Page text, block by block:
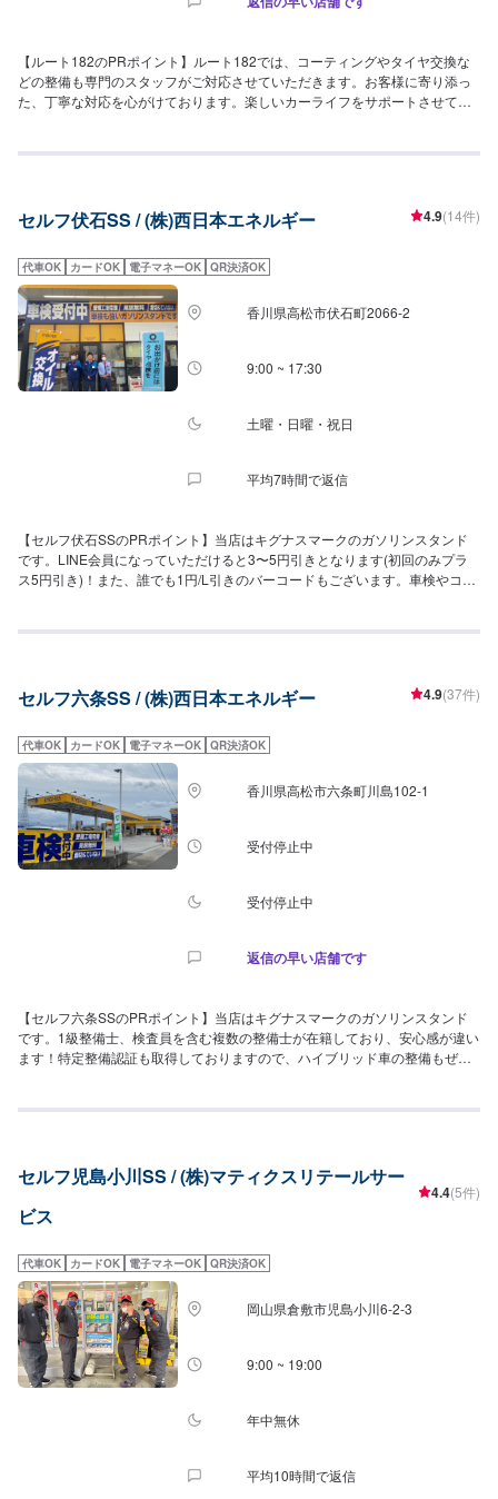
【ルート182のPRポイント】ルート182では、コーティングやタイヤ交換な
どの整備も専門のスタッフがご対応させていただきます。お客様に寄り添っ
た、丁寧な対応を心がけております。楽しいカーライフをサポートさせてく
ーパーコーティングEX：1名一級：1名【アクセス】福山東IC方面から国道
ーマート神辺町川南店(約50m)・いわた耳鼻咽喉科クリニック(約100m)・丸
セルフ伏石SS / (株)西日本エネルギー 4.9(14件)
代車OK カードOK 電子マネーOK QR決済OK
香川県高松市伏石町2066-2
9:00 ~ 17:30
土曜・日曜・祝日
平均7時間で返信
【セルフ伏石SSのPRポイント】当店はキグナスマークのガソリンスタンド
です。LINE会員になっていただけると3〜5円引きとなります(初回のみプラ
ス5円引き)！また、誰でも1円/L引きのバーコードもございます。車検やコー
間]全日：6：00〜23：00【サービスルームの詳細】✅椅子✅トイレ✅ゴミ箱✅
セルフ六条SS / (株)西日本エネルギー 4.9(37件)
代車OK カードOK 電子マネーOK QR決済OK
香川県高松市六条町川島102-1
受付停止中
受付停止中
返信の早い店舗です
【セルフ六条SSのPRポイント】当店はキグナスマークのガソリンスタンド
です。1級整備士、検査員を含む複数の整備士が在籍しており、安心感が違い
ます！特定整備認証も取得しておりますので、ハイブリッド車の整備もぜひ
日：9：00〜18：00[給油営業時間]全日：6：00〜23：00【当店で行っている
販機✅喫煙室がございます。お気軽にご利用ください。【アクセス】当店は
県道10号線(さぬき東街道)沿いにございます。高速道路の南側にあり、「エ
ブリイ六条店」様のすぐそばでございます。
セルフ児島小川SS / (株)マティクスリテールサー
ビス
4.4(5件)
代車OK カードOK 電子マネーOK QR決済OK
岡山県倉敷市児島小川6-2-3
9:00 ~ 19:00
年中無休
平均10時間で返信